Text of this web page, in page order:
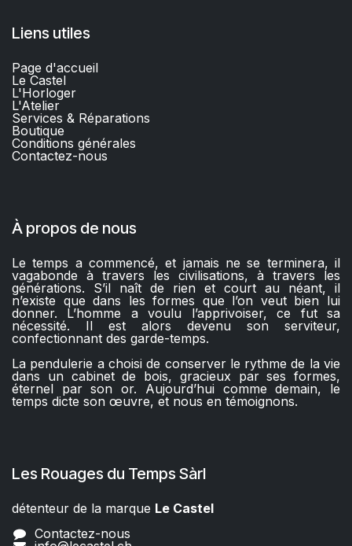
Liens utiles
Page d'accueil
Le Castel
L'Horloger
L'Atelier
Services & Réparations
Boutique
Conditions générales
Contactez-nous​
À propos de nous
Le temps a commencé, et jamais ne se terminera, il
vagabonde à travers les civilisations, à travers les
générations. S’il naît de rien et court au néant, il
n’existe que dans les formes que l’on veut bien lui
donner. L’homme a voulu l’apprivoiser, ce fut sa
nécessité. Il est alors devenu son serviteur,
confectionnant des garde-temps.
La pendulerie a choisi de conserver le rythme de la vie
dans un cabinet de bois, gracieux par ses formes,
éternel par son or. Aujourd’hui comme demain, le
temps dicte son œuvre, et nous en témoignons.
Les Rouages du Temps Sàrl
détenteur de la marque Le Castel​​
Contactez-nous